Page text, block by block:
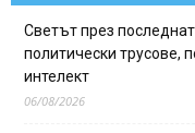
Светът през
политически трусове,
интелект
06/08/2026